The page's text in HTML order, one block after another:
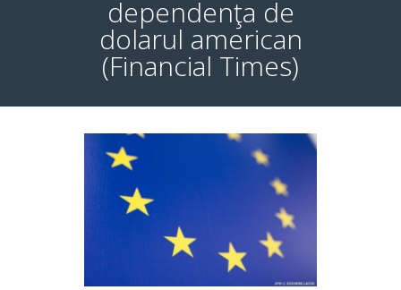
dependenţa de
dolarul american
(Financial Times)